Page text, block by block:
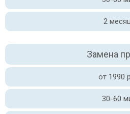
2
Замена
от 1990
30-60